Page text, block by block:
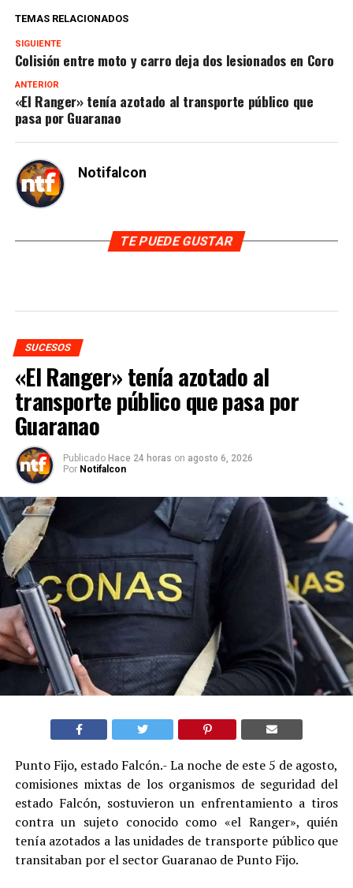
TEMAS RELACIONADOS
SIGUIENTE
Colisión entre moto y carro deja dos lesionados en Coro
ANTERIOR
«El Ranger» tenía azotado al transporte público que
pasa por Guaranao
Notifalcon
TE PUEDE GUSTAR
SUCESOS
«El Ranger» tenía azotado al
transporte público que pasa por
Guaranao
Publicado Hace 24 horas on agosto 6, 2026
Por Notifalcon
Punto Fijo, estado Falcón.- La noche de este 5 de agosto,
comisiones mixtas de los organismos de seguridad del
estado Falcón, sostuvieron un enfrentamiento a tiros
contra un sujeto conocido como «el Ranger», quién
tenía azotados a las unidades de transporte público que
transitaban por el sector Guaranao de Punto Fijo.